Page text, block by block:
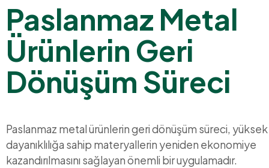
Paslanmaz Metal
Ürünlerin Geri
Dönüşüm Süreci
Paslanmaz metal ürünlerin geri dönüşüm süreci, yüksek
dayanıklılığa sahip materyallerin yeniden ekonomiye
kazandırılmasını sağlayan önemli bir uygulamadır.